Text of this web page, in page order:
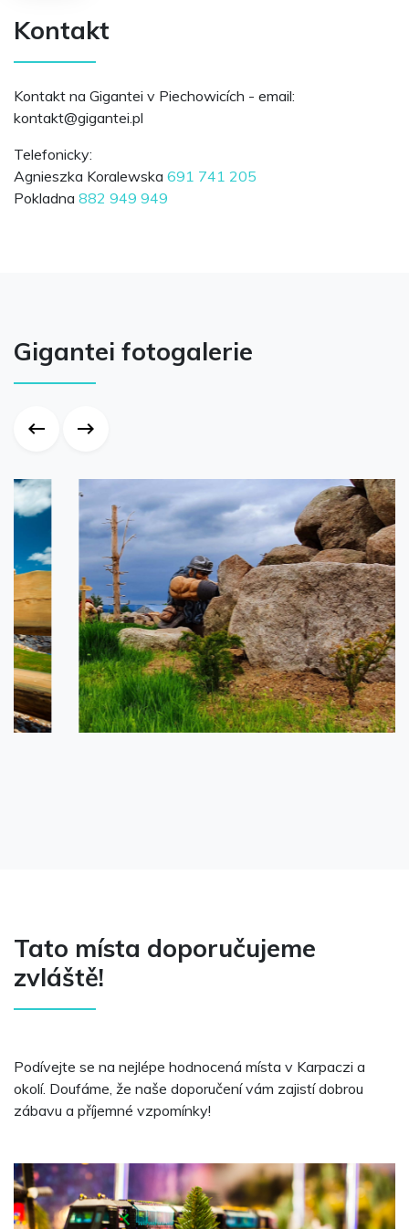
Kontakt
Kontakt na Gigantei v Piechowicích - email:
lp.ietnagig@tkatnok
Telefonicky:
Agnieszka Koralewska 691 741 205
Pokladna 882 949 949
Gigantei fotogalerie
Tato místa doporučujeme
zvláště!
Podívejte se na nejlépe hodnocená místa v Karpaczi a
okolí. Doufáme, že naše doporučení vám zajistí dobrou
zábavu a příjemné vzpomínky!